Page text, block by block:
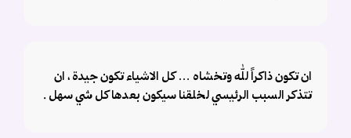
ان تكون ذاكراً لله وتخشاه … كل الاشياء تكون جيدة ، ان
تتذكر السبب الرئيسي لخلقنا سيكون بعدها كل شي سهل .